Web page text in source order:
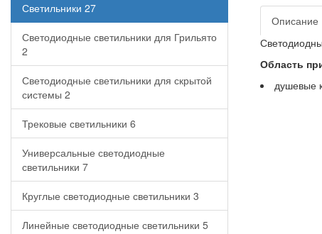
Светильники 27
Светодиодные светильники для Грильято
2
Светодиодные светильники для скрытой
системы 2
Трековые светильники 6
Универсальные светодиодные
светильники 7
Круглые светодиодные светильники 3
Линейные светодиодные светильники 5
Описание
Область
душевые